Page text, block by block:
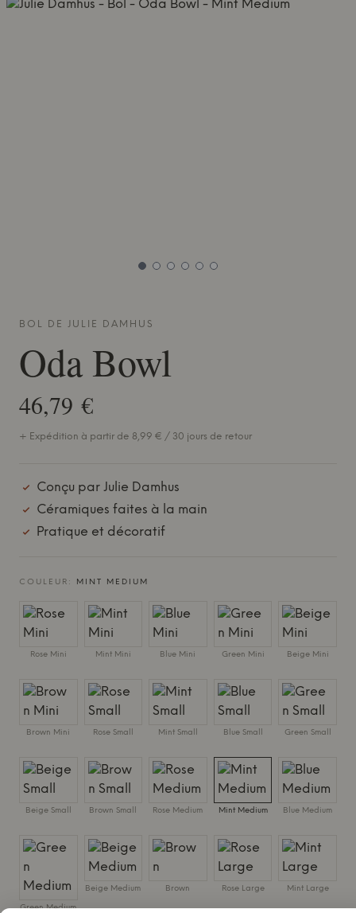
BOL DE JULIE DAMHUS
Oda Bowl
46,79 €
+ Expédition à partir de 8,99 € / 30 jours de retour
Conçu par Julie Damhus
Céramiques faites à la main
Pratique et décoratif
COULEUR: MINT MEDIUM
Rose Mini Mint Mini Blue Mini Green Mini Beige Mini
Brown Mini Rose Small Mint Small Blue Small Green Small
Beige Small Brown Small Rose Medium Mint Medium Blue Medium
Green Medium
Beige Medium Brown Rose Large Mint Large